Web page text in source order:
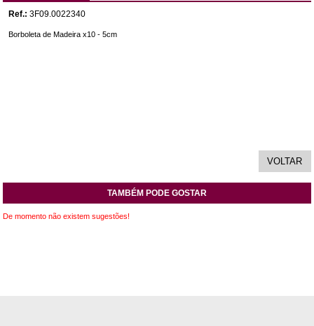
Ref.: 3F09.0022340
Borboleta de Madeira x10 - 5cm
TAMBÉM PODE GOSTAR
De momento não existem sugestões!